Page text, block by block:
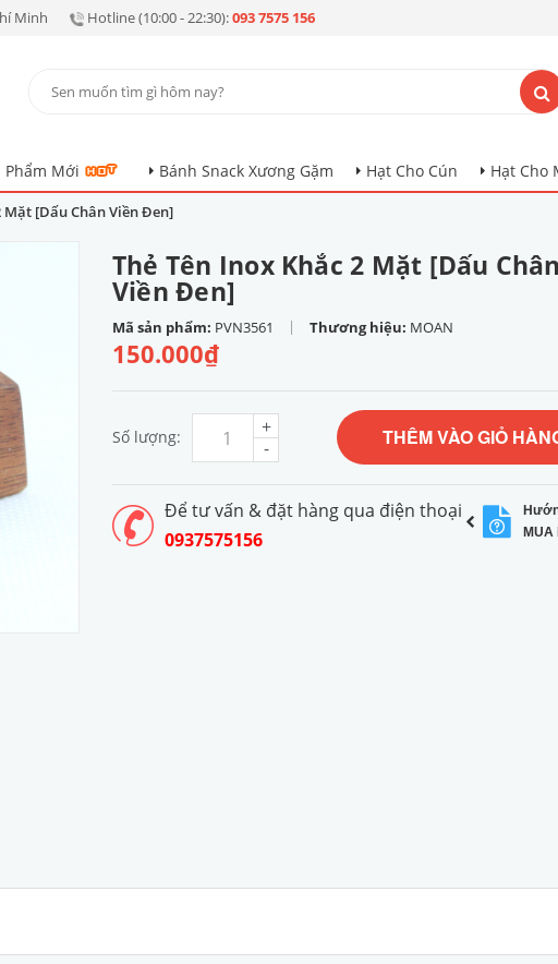
Minh Hotline (10:00 - 22:30):093 7575 156
Phẩm Mới Bánh Snack Xương Gặm Hạt Cho Cún Hạt Cho
Mặt [Dấu Chân Viền Đen]
Thẻ Tên Inox Khắc 2 Mặt [Dấu Chân
Viền Đen]
Mã sản phẩm: PVN3561 | Thương hiệu: MOAN
150.000₫
Số lượng: -
+ THÊM VÀO GIỎ
Để tư vấn & đặt hàng qua điện thoại
0937575156
MUA